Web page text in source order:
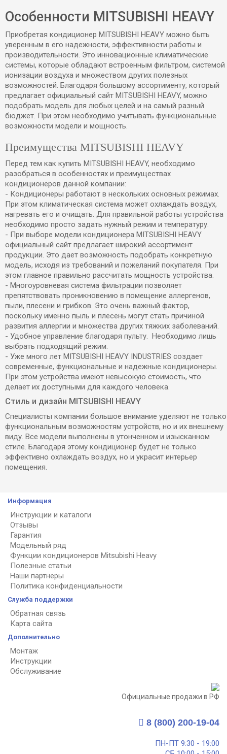
Особенности MITSUBISHI HEAVY
Приобретая кондиционер MITSUBISHI HEAVY можно быть
уверенным в его надежности, эффективности работы и
производительности. Это инновационные климатические
системы, которые обладают встроенным фильтром, системой
ионизации воздуха и множеством других полезных
возможностей. Благодаря большому ассортименту, который
предлагает официальный сайт MITSUBISHI HEAVY, можно
подобрать модель для любых целей и на самый разный
бюджет. При этом необходимо учитывать функциональные
возможности модели и мощность.
Преимущества MITSUBISHI HEAVY
Перед тем как купить MITSUBISHI HEAVY, необходимо
разобраться в особенностях и преимуществах
кондиционеров данной компании:
- Кондиционеры работают в нескольких основных режимах.
При этом климатическая система может охлаждать воздух,
нагревать его и очищать. Для правильной работы устройства
необходимо просто задать нужный режим и температуру.
- При выборе модели кондиционера MITSUBISHI HEAVY
официальный сайт предлагает широкий ассортимент
продукции. Это дает возможность подобрать конкретную
модель, исходя из требований и пожеланий покупателя. При
этом главное правильно рассчитать мощность устройства.
- Многоуровневая система фильтрации позволяет
препятствовать проникновению в помещение аллергенов,
пыли, плесени и грибков. Это очень важный фактор,
поскольку именно пыль и плесень могут стать причиной
развития аллергии и множества других тяжких заболеваний.
- Удобное управление благодаря пульту. Необходимо лишь
выбрать подходящий режим.
- Уже много лет MITSUBISHI HEAVY INDUSTRIES создает
современные, функциональные и надежные кондиционеры.
При этом устройства имеют невысокую стоимость, что
делает их доступными для каждого человека.
Стиль и дизайн MITSUBISHI HEAVY
Специалисты компании большое внимание уделяют не только
функциональным возможностям устройств, но и их внешнему
виду. Все модели выполнены в утонченном и изысканном
стиле. Благодаря этому кондиционер будет не только
эффективно охлаждать воздух, но и украсит интерьер
помещения.
Информация
Инструкции и каталоги
Отзывы
Гарантия
Модельный ряд
Функции кондиционеров Mitsubishi Heavy
Полезные статьи
Наши партнеры
Политика конфиденциальности
Служба поддержки
Обратная связь
Карта сайта
Дополнительно
Монтаж
Инструкции
Обслуживание
Официальные продажи в РФ
8 (800) 200-19-04
ПН-ПТ 9:30 - 19:00